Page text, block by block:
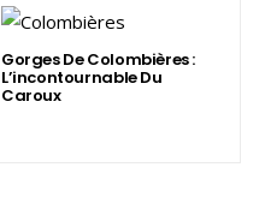
Gorges De Colombières :
L’incontournable Du
Caroux